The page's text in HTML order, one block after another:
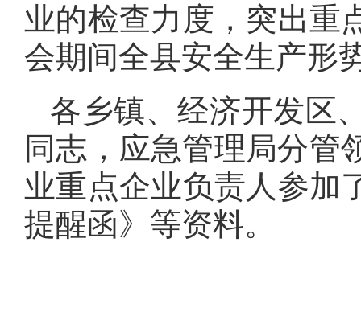
业的检查力度，突出重
会期间全县安全生产形
各乡镇、经济开发区
同志，应急管理局分管
业重点企业负责人参加
提醒函》等资料。